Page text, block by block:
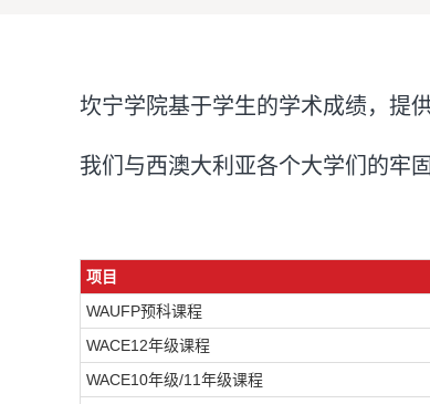
坎宁学院基于学生的学术成绩，提
我们与西澳大利亚各个大学们的牢
项目
WAUFP预科课程
WACE12年级课程
WACE10年级/11年级课程